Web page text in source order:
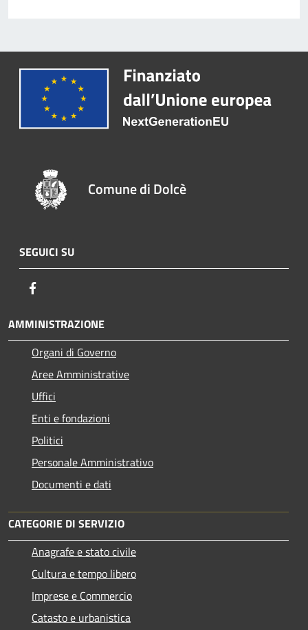
Comune di Dolcè
SEGUICI SU
AMMINISTRAZIONE
Organi di Governo
Aree Amministrative
Uffici
Enti e fondazioni
Politici
Personale Amministrativo
Documenti e dati
CATEGORIE DI SERVIZIO
Anagrafe e stato civile
Cultura e tempo libero
Imprese e Commercio
Catasto e urbanistica